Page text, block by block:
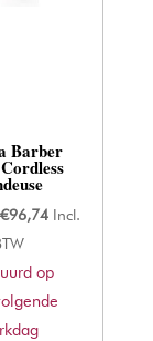
Barber
Oorspronkelijke
€96,74Huidige
is:
€96,74.
Incl.
op